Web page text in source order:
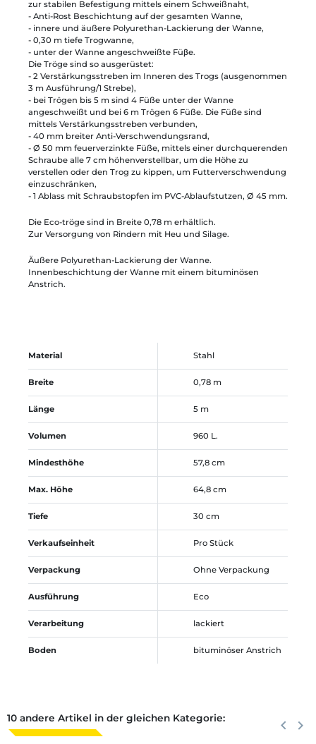
zur stabilen Befestigung mittels einem Schweißnaht,
- Anti-Rost Beschichtung auf der gesamten Wanne,
- innere und äußere Polyurethan-Lackierung der Wanne,
- 0,30 m tiefe Trogwanne,
- unter der Wanne angeschweißte Füβe.
Die Tröge sind so ausgerüstet:
- 2 Verstärkungsstreben im Inneren des Trogs (ausgenommen
3 m Ausführung/1 Strebe),
- bei Trögen bis 5 m sind 4 Füße unter der Wanne
angeschweißt und bei 6 m Trögen 6 Füße. Die Füße sind
mittels Verstärkungsstreben verbunden,
- 40 mm breiter Anti-Verschwendungsrand,
- Ø 50 mm feuerverzinkte Füße, mittels einer durchquerenden
Schraube alle 7 cm höhenverstellbar, um die Höhe zu
verstellen oder den Trog zu kippen, um Futterverschwendung
einzuschränken,
- 1 Ablass mit Schraubstopfen im PVC-Ablaufstutzen, Ø 45 mm.
Die Eco-tröge sind in Breite 0,78 m erhältlich.
Zur Versorgung von Rindern mit Heu und Silage.
Äußere Polyurethan-Lackierung der Wanne.
Innenbeschichtung der Wanne mit einem bituminösen
Anstrich.
Material Stahl
Breite 0,78 m
Länge 5 m
Volumen 960 L.
Mindesthöhe 57,8 cm
Max. Höhe 64,8 cm
Tiefe 30 cm
Verkaufseinheit Pro Stück
Verpackung Ohne Verpackung
Ausführung Eco
Verarbeitung lackiert
Boden bituminöser Anstrich
10 andere Artikel in der gleichen Kategorie: Zurück
keyboard_arrow_left keyboard_arrow_right